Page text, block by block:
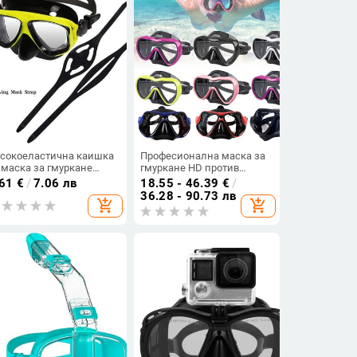
каишка
за гмуркане
очила за
Резервна каишка
с шнорхел
€ /7.06 лв
add_shopping_cart
Професионална маска за
гмуркане HD против
замъгляване Очила за
гмуркане за възрастни
Водоустойчиви очила за
гмуркане с шнорхел за
18.55 - 46.39 € /
36.28 - 90.73 лв
add_shopping_cart